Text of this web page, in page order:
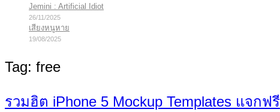
Jemini : Artificial Idiot
26/11/2025
เสียงหนูหาย
19/08/2025
Tag: free
รวมฮิต iPhone 5 Mockup Templates แจกฟรี